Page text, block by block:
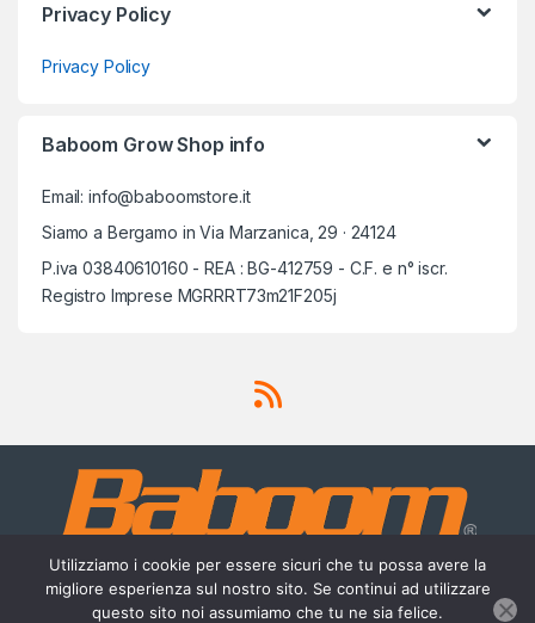
Privacy Policy
Privacy Policy
Baboom Grow Shop info
Email: info@baboomstore.it
Siamo a Bergamo in Via Marzanica, 29 · 24124
P.iva 03840610160 - REA : BG-412759 - C.F. e n° iscr.
Registro Imprese MGRRRT73m21F205j
Scrivici su Whatsapp
Utilizziamo i cookie per essere sicuri che tu possa avere la
migliore esperienza sul nostro sito. Se continui ad utilizzare
questo sito noi assumiamo che tu ne sia felice.